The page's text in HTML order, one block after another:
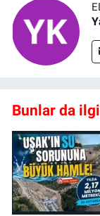
Bunlar da